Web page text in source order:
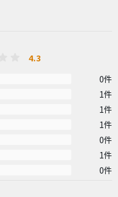
4.3
0件
1件
1件
1件
0件
1件
0件